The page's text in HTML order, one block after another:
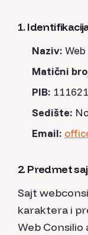
1.
Naziv:
Matični
PIB:
Sedište:
Email:
2. Predmet
Sajt
karaktera i
Web Consilio